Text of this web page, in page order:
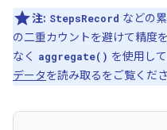
注: StepsRecord などの
の二重カウントを避けて精度
なく aggregate() を使用し
データを読み取るをご覧くださ